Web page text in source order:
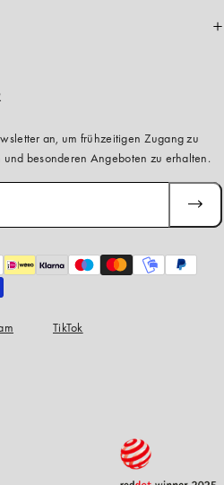
an, um frühzeitigen Zugang zu
besonderen Angeboten zu erhalten.
TikTok